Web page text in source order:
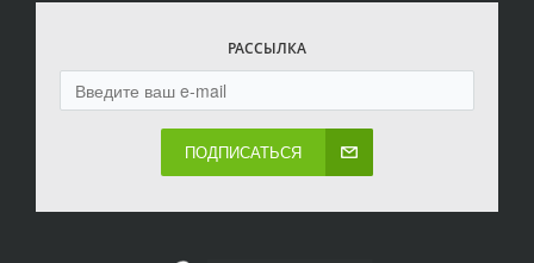
РАССЫЛКА
ПОДПИСАТЬСЯ